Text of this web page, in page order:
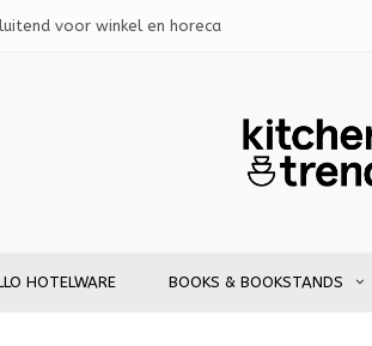
voor winkel en horeca
HOTELWARE BOOKS & BOOKSTANDS